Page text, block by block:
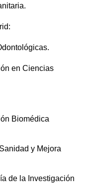
en Ciencias
Biomédica
y Mejora
de la Investigación